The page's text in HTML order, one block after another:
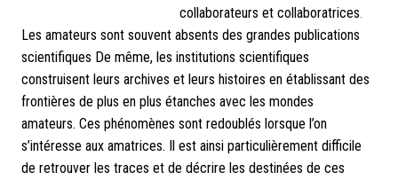
collaborateurs et collaboratrices.
Les amateurs sont souvent absents des grandes publications
scientifiques De même, les institutions scientifiques
construisent leurs archives et leurs histoires en établissant des
frontières de plus en plus étanches avec les mondes
amateurs. Ces phénomènes sont redoublés lorsque l’on
s’intéresse aux amatrices. Il est ainsi particulièrement difficile
de retrouver les traces et de décrire les destinées de ces